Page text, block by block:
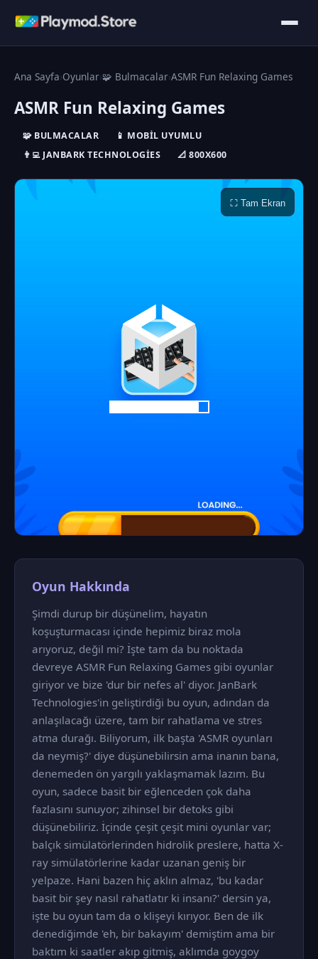
Ana Sayfa›Oyunlar›🧩 Bulmacalar›ASMR Fun Relaxing Games
ASMR Fun Relaxing Games
🧩 BULMACALAR
📱 MOBIL UYUMLU
👨‍💻 JANBARK TECHNOLOGIES
📐 800X600
⛶ Tam Ekran
Oyun Hakkında
Şimdi durup bir düşünelim, hayatın
koşuşturmacası içinde hepimiz biraz mola
arıyoruz, değil mi? İşte tam da bu noktada
devreye ASMR Fun Relaxing Games gibi oyunlar
giriyor ve bize 'dur bir nefes al' diyor. JanBark
Technologies'in geliştirdiği bu oyun, adından da
anlaşılacağı üzere, tam bir rahatlama ve stres
atma durağı. Biliyorum, ilk başta 'ASMR oyunları
da neymiş?' diye düşünebilirsin ama inanın bana,
denemeden ön yargılı yaklaşmamak lazım. Bu
oyun, sadece basit bir eğlenceden çok daha
fazlasını sunuyor; zihinsel bir detoks gibi
düşünebiliriz. İçinde çeşit çeşit mini oyunlar var;
balçık simülatörlerinden hidrolik preslere, hatta X-
ray simülatörlerine kadar uzanan geniş bir
yelpaze. Hani bazen hiç aklın almaz, 'bu kadar
basit bir şey nasıl rahatlatır ki insanı?' dersin ya,
işte bu oyun tam da o klişeyi kırıyor. Ben de ilk
denediğimde 'eh, bir bakayım' demiştim ama bir
baktım ki saatler akıp gitmiş, aklımda goygoy